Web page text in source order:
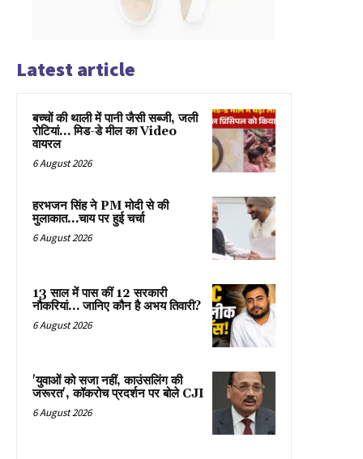
Latest article
बच्चों की थाली में पानी जैसी सब्जी, जली
रोटियां… मिड-डे मील का Video
वायरल
6 August 2026
हरभजन सिंह ने PM मोदी से की
मुलाकात…चाय पर हुई चर्चा
6 August 2026
13 साल में पास कीं 12 सरकारी
नौकरियां… जान‍िए कौन है अभय तिवारी?
6 August 2026
'युवाओं को सजा नहीं, काउंसलिंग की
जरूरत', कॉकरोच प्रदर्शन पर बोले CJI
6 August 2026